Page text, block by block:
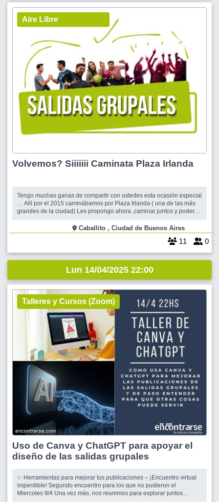
Aire Libre
Volvemos? Siiiiiii Caminata Plaza Irlanda
Tengo muchas ganas de compartir con ustedes esta ocasión especial
… Allí por el 2015 caminábamos por Plaza Irlanda ( una de las más
grandes de la ciudad) Les propongo ahora ,caminar juntos y poder
plaza está rodeada por la avenida Gaona,las calles Tte.gral. Donato
Álvarez,Neuqu
Caballito , Ciudad de Buenos Aires
11 0
Lun 14/04/2025 22:00
Talleres y Cursos (Zoom)
Uso de Canva y ChatGPT para apoyar el
diseño de las salidas grupales
✨ Herramientas para mejorar tus publicaciones – ¡Encuentro virtual
imperdible! Segundo encuentro para los que no pudieron el
Miercoles 9/4 Una vez más, nos reunimos para explorar juntos